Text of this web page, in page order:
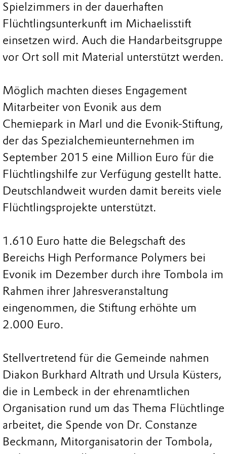
Spielzimmers in der dauerhaften
Flüchtlingsunterkunft im Michaelisstift
einsetzen wird. Auch die Handarbeitsgruppe
vor Ort soll mit Material unterstützt werden.
Möglich machten dieses Engagement
Mitarbeiter von Evonik aus dem
Chemiepark in Marl und die Evonik-Stiftung,
der das Spezialchemieunternehmen im
September 2015 eine Million Euro für die
Flüchtlingshilfe zur Verfügung gestellt hatte.
Deutschlandweit wurden damit bereits viele
Flüchtlingsprojekte unterstützt.
1.610 Euro hatte die Belegschaft des
Bereichs High Performance Polymers bei
Evonik im Dezember durch ihre Tombola im
Rahmen ihrer Jahresveranstaltung
eingenommen, die Stiftung erhöhte um
2.000 Euro.
Stellvertretend für die Gemeinde nahmen
Diakon Burkhard Altrath und Ursula Küsters,
die in Lembeck in der ehrenamtlichen
Organisation rund um das Thema Flüchtlinge
arbeitet, die Spende von Dr. Constanze
Beckmann, Mitorganisatorin der Tombola,